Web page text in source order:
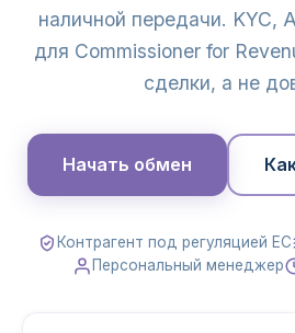
наличной передачи. KYC,
для Commissioner for
сделки, а не
Начать обмен
Контрагент под регуляцией ЕС
Персональный менеджер